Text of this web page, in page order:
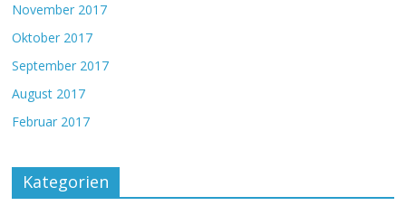
November 2017
Oktober 2017
September 2017
August 2017
Februar 2017
Kategorien